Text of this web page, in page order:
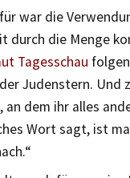
war die
durch die Menge
Tagesschau
Judenstern. Und
an dem ihr alles
Wort sagt, ist